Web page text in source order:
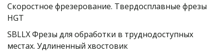
Скоростное фрезерование. Твердосплавные фрезы
HGT
SBLLX Фрезы для обработки в труднодоступных
местах. Удлиненный хвостовик